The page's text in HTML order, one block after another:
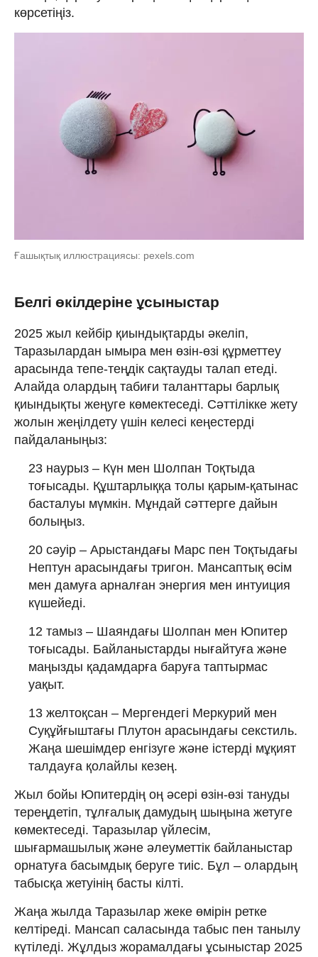
көрсетіңіз.
Ғашықтық иллюстрациясы: pexels.com
Белгі өкілдеріне ұсыныстар
2025 жыл кейбір қиындықтарды әкеліп,
Таразылардан ымыра мен өзін-өзі құрметтеу
арасында тепе-теңдік сақтауды талап етеді.
Алайда олардың табиғи таланттары барлық
қиындықты жеңуге көмектеседі. Сәттілікке жету
жолын жеңілдету үшін келесі кеңестерді
пайдаланыңыз:
23 наурыз – Күн мен Шолпан Тоқтыда
тоғысады. Құштарлыққа толы қарым-қатынас
басталуы мүмкін. Мұндай сәттерге дайын
болыңыз.
20 сәуір – Арыстандағы Марс пен Тоқтыдағы
Нептун арасындағы тригон. Мансаптық өсім
мен дамуға арналған энергия мен интуиция
күшейеді.
12 тамыз – Шаяндағы Шолпан мен Юпитер
тоғысады. Байланыстарды нығайтуға және
маңызды қадамдарға баруға таптырмас
уақыт.
13 желтоқсан – Мергендегі Меркурий мен
Суқұйғыштағы Плутон арасындағы секстиль.
Жаңа шешімдер енгізуге және істерді мұқият
талдауға қолайлы кезең.
Жыл бойы Юпитердің оң әсері өзін-өзі тануды
тереңдетіп, тұлғалық дамудың шыңына жетуге
көмектеседі. Таразылар үйлесім,
шығармашылық және әлеуметтік байланыстар
орнатуға басымдық беруге тиіс. Бұл – олардың
табысқа жетуінің басты кілті.
Жаңа жылда Таразылар жеке өмірін ретке
келтіреді. Мансап саласында табыс пен танылу
күтіледі. Жұлдыз жорамалдағы ұсыныстар 2025